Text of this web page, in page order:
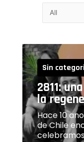
Sin
2811:
la
Hace 10
de Chile